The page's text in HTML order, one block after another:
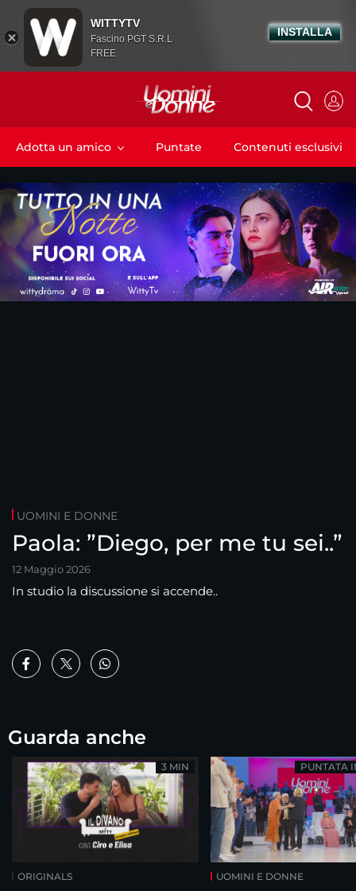
Adotta un amico Puntate Contenuti esclusivi
UOMINI E DONNE
Paola: ”Diego, per me tu sei..”
12 Maggio 2026
In studio la discussione si accende..
Guarda anche
ORIGINALS
3 MIN
UOMINI E DONNE
PUNTATA
WITTYTV
Fascino PGT S.R.L
FREE
INSTALLA